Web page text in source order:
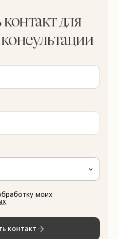
для
моих
контакт